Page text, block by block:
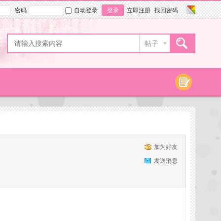
密码 自动登录 登录 立即注册 找回密码
帖子
加为好友
发送消息